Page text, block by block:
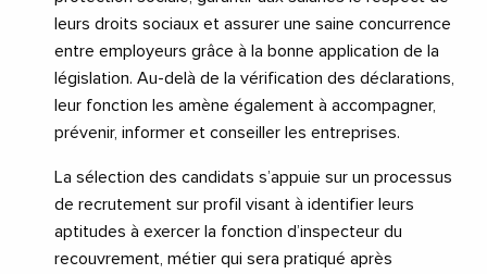
leurs droits sociaux et assurer une saine concurrence
entre employeurs grâce à la bonne application de la
législation. Au-delà de la vérification des déclarations,
leur fonction les amène également à accompagner,
prévenir, informer et conseiller les entreprises.
La sélection des candidats s’appuie sur un processus
de recrutement sur profil visant à identifier leurs
aptitudes à exercer la fonction d’inspecteur du
recouvrement, métier qui sera pratiqué après